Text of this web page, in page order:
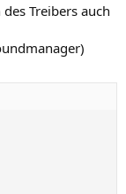
Treibers auch